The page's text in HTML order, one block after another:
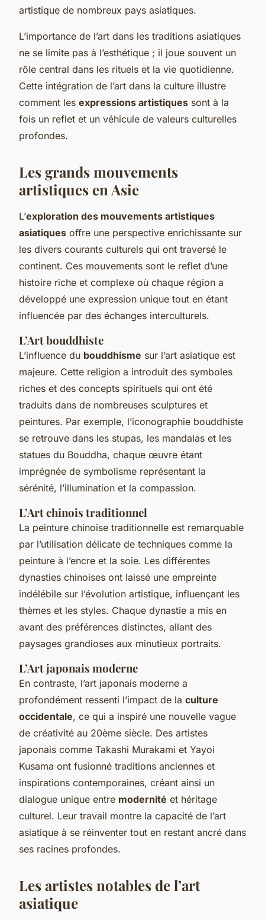
artistique de nombreux pays asiatiques.
L’importance de l’art dans les traditions asiatiques
ne se limite pas à l’esthétique ; il joue souvent un
rôle central dans les rituels et la vie quotidienne.
Cette intégration de l’art dans la culture illustre
comment les expressions artistiques sont à la
fois un reflet et un véhicule de valeurs culturelles
profondes.
Les grands mouvements
artistiques en Asie
L’exploration des mouvements artistiques
asiatiques offre une perspective enrichissante sur
les divers courants culturels qui ont traversé le
continent. Ces mouvements sont le reflet d’une
histoire riche et complexe où chaque région a
développé une expression unique tout en étant
influencée par des échanges interculturels.
L’Art bouddhiste
L’influence du bouddhisme sur l’art asiatique est
majeure. Cette religion a introduit des symboles
riches et des concepts spirituels qui ont été
traduits dans de nombreuses sculptures et
peintures. Par exemple, l’iconographie bouddhiste
se retrouve dans les stupas, les mandalas et les
statues du Bouddha, chaque œuvre étant
imprégnée de symbolisme représentant la
sérénité, l’illumination et la compassion.
L’Art chinois traditionnel
La peinture chinoise traditionnelle est remarquable
par l’utilisation délicate de techniques comme la
peinture à l’encre et la soie. Les différentes
dynasties chinoises ont laissé une empreinte
indélébile sur l’évolution artistique, influençant les
thèmes et les styles. Chaque dynastie a mis en
avant des préférences distinctes, allant des
paysages grandioses aux minutieux portraits.
L’Art japonais moderne
En contraste, l’art japonais moderne a
profondément ressenti l’impact de la culture
occidentale, ce qui a inspiré une nouvelle vague
de créativité au 20ème siècle. Des artistes
japonais comme Takashi Murakami et Yayoi
Kusama ont fusionné traditions anciennes et
inspirations contemporaines, créant ainsi un
dialogue unique entre modernité et héritage
culturel. Leur travail montre la capacité de l’art
asiatique à se réinventer tout en restant ancré dans
ses racines profondes.
Les artistes notables de l’art
asiatique